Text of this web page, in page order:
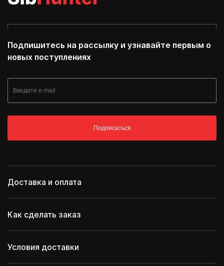
Подпишитесь на рассылку и узнавайте первым о
новых поступлениях
Подписаться
Доставка и оплата
Как сделать заказ
Условия доставки